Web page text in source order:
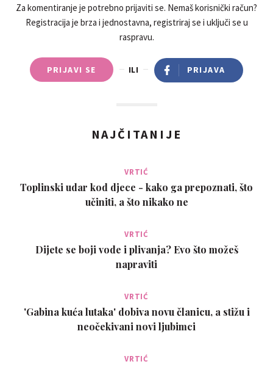
Za komentiranje je potrebno prijaviti se. Nemaš korisnički račun?
Registracija je brza i jednostavna, registriraj se i uključi se u
raspravu.
PRIJAVI SE ILI PRIJAVA
NAJČITANIJE
VRTIĆ
Toplinski udar kod djece - kako ga prepoznati, što
učiniti, a što nikako ne
VRTIĆ
Dijete se boji vode i plivanja? Evo što možeš
napraviti
VRTIĆ
'Gabina kuća lutaka' dobiva novu članicu, a stižu i
neočekivani novi ljubimci
VRTIĆ